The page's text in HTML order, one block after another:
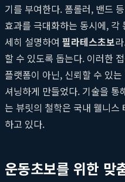
기를 부여한다. 폼롤러, 밴드
효과를 극대화하는 동시에, 각
세히 설명하여 필라테스초보
할 수 있도록 돕는다. 이러한
플랫폼이 아닌, 신뢰할 수 있
셔닝하게 만들었다. 기술을 통
는 뷰릿의 철학은 국내 웰니스
하고 있다.
운동초보를 위한 맞